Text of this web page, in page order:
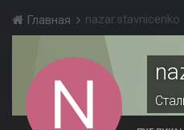
Главная nazar.stavnicenko